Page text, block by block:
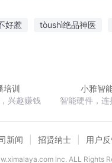
好惹 tòushì绝品神医
培训
兴趣赚钱
小雅智
智能硬件，连
新闻 招贤纳士 用户
lnc. ALL Rights